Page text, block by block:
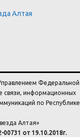
Федеральной
связи, информационных
по Республике
Алтая»
от 19.10.2018г.